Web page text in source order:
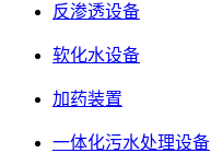
反渗透设备
软化水设备
加药装置
一体化污水处理设备